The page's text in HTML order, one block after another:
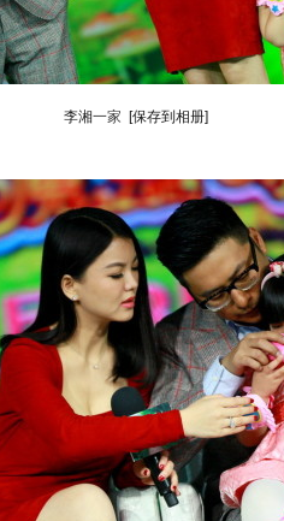
李湘一家 [保存到相册]